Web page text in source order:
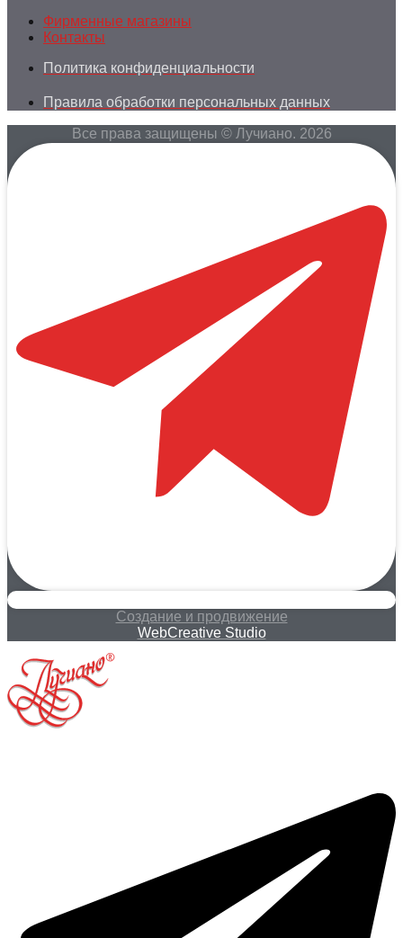
Фирменные магазины
Контакты
Политика конфиденциальности
Правила обработки персональных данных
Все права защищены © Лучиано. 2026
Создание и продвижение
WebCreative Studio